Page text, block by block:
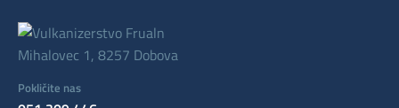
Mihalovec 1, 8257 Dobova
Pokličite nas